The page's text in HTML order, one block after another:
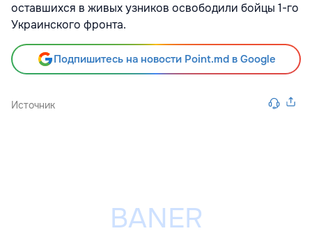
оставшихся в живых узников освободили бойцы 1-го
Украинского фронта.
Подпишитесь на новости Point.md в Google
Источник